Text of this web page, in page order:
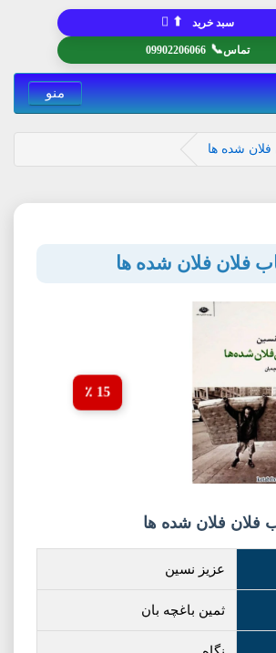
تماس📞
09902206066
سبد خرید ⬆
منو
فلان شده ها
فلان فلان شده ها
15 ٪
فلان شده ها
عزیز نسین
ثمین باغچه بان